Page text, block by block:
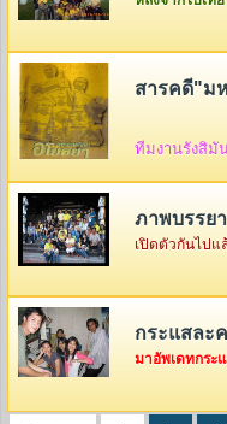
สารคดี"ม
ภาพบรรยากาศงา
กระแสละ